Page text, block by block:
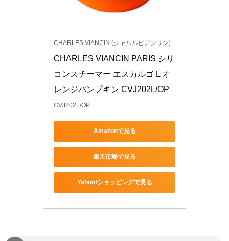
CHARLES VIANCIN (シャルルビアンサン)
CHARLES VIANCIN PARIS シリ
コンスチーマー エスカルゴ L オ
レンジパンプキン CVJ202L/OP
CVJ202L/OP
Amazonで見る
楽天市場で見る
Yahoo!ショッピングで見る